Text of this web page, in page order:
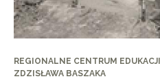
REGIONALNE CENTRUM
ZDZISŁAWA BASZAKA